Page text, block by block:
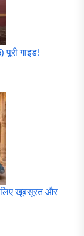
गाइड!
खूबसूरत और